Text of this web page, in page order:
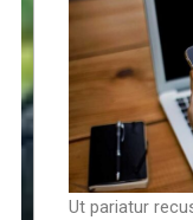
Ut pariatur